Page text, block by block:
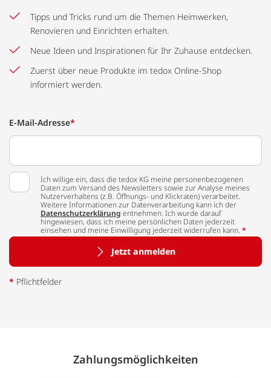
Tipps und Tricks rund um die Themen Heimwerken,
Renovieren und Einrichten erhalten.
Neue Ideen und Inspirationen für Ihr Zuhause entdecken.
Zuerst über neue Produkte im tedox Online-Shop
informiert werden.
E-Mail-Adresse*
Ich willige ein, dass die tedox KG meine personenbezogenen
Daten zum Versand des Newsletters sowie zur Analyse meines
Nutzerverhaltens (z.B. Öffnungs- und Klickraten) verarbeitet.
Weitere Informationen zur Datenverarbeitung kann ich der
Datenschutzerklärung entnehmen. Ich wurde darauf
hingewiesen, dass ich meine persönlichen Daten jederzeit
einsehen und meine Einwilligung jederzeit widerrufen kann. *
Jetzt anmelden
* Pflichtfelder
Zahlungs­möglich­keiten